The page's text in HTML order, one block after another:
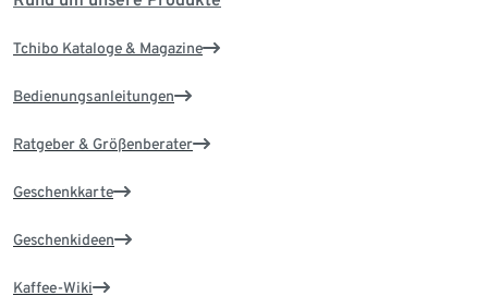
Tchibo Kataloge & Magazine
Bedienungsanleitungen
Ratgeber & Größenberater
Geschenkkarte
Geschenkideen
Kaffee-Wiki